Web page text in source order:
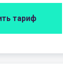
тариф